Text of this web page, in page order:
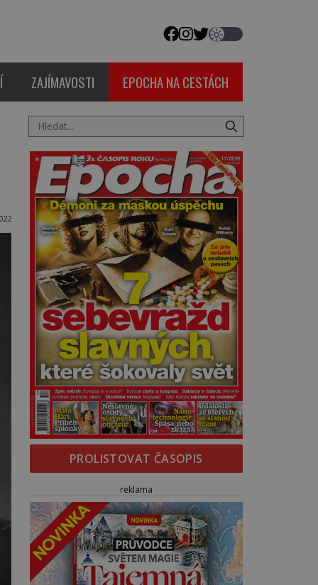
ZAJÍMAVOSTI EPOCHA NA CESTÁCH
PROLISTOVAT ČASOPIS
reklama